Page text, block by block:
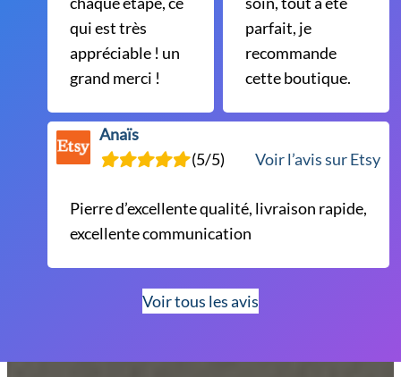
qui est très
appréciable ! un
grand merci !
parfait, je
recommande
cette boutique.
Anaïs
(5/5)
Voir l’avis sur Etsy
Pierre d’excellente qualité, livraison rapide,
excellente communication
Voir tous les avis